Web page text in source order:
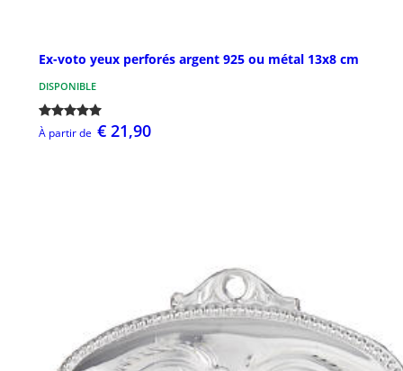
Ex-voto yeux perforés argent 925 ou métal 13x8 cm
DISPONIBLE
À partir de € 21,90